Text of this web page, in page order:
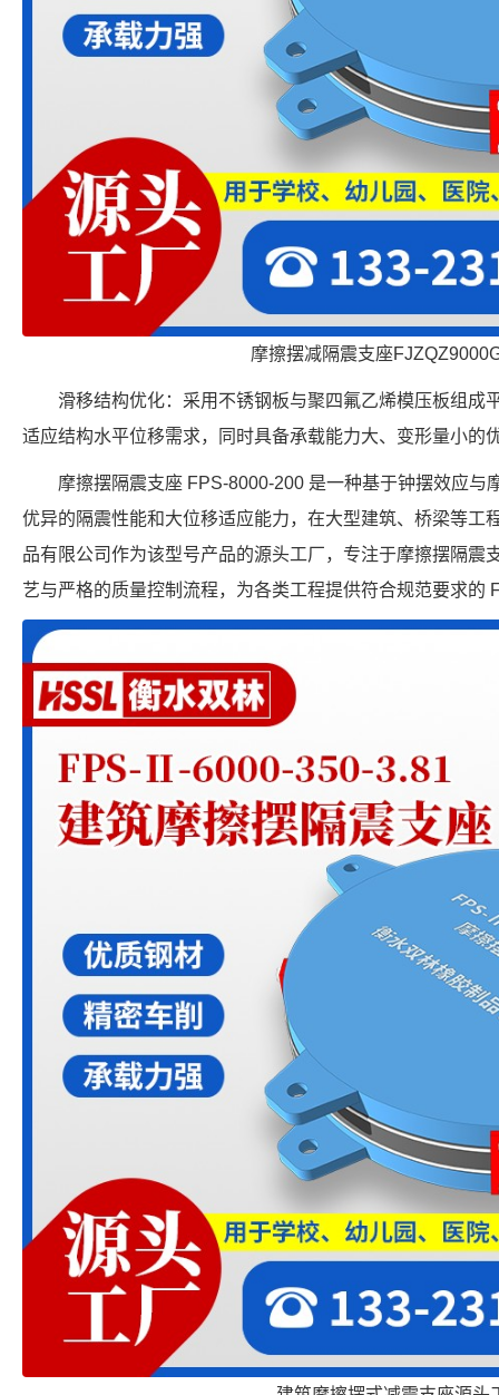
摩擦摆减隔震支座
滑移结构优化：采用不锈钢板与聚四氟乙烯模压板组成
适应结构水平位移需求，同时具备承载能力大、变形量小的
摩擦摆隔震支座 FPS-8000-200 是一种基于钟摆效应与
优异的隔震性能和大位移适应能力，在大型建筑、桥梁等工
品有限公司作为该型号产品的源头工厂，专注于摩擦摆隔震
艺与严格的质量控制流程，为各类工程提供符合规范要求的